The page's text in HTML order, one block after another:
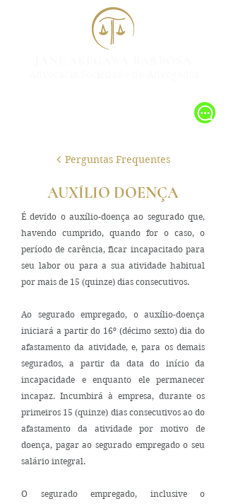
Perguntas Frequentes
AUXÍLIO DOENÇA
É devido o auxílio-doença ao segurado que,
havendo cumprido, quando for o caso, o
período de carência, ficar incapacitado para
seu labor ou para a sua atividade habitual
por mais de 15 (quinze) dias consecutivos.
Ao segurado empregado, o auxílio-doença
iniciará a partir do 16º (décimo sexto) dia do
afastamento da atividade, e, para os demais
segurados, a partir da data do início da
incapacidade e enquanto ele permanecer
incapaz. Incumbirá à empresa, durante os
primeiros 15 (quinze) dias consecutivos ao do
afastamento da atividade por motivo de
doença, pagar ao segurado empregado o seu
salário integral.
O segurado empregado, inclusive o